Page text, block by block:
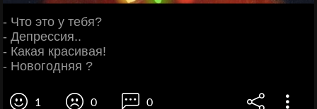
- Что это у тебя?
- Депрессия..
- Какая красивая!
- Новогодняя ?
1 0 0